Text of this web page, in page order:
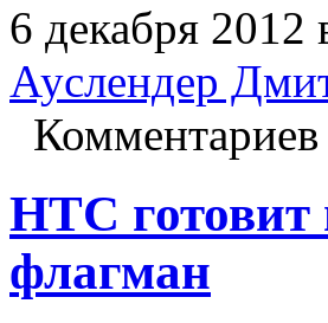
6 декабря 2012
Ауслендер
Комментариев
HTC
флагман